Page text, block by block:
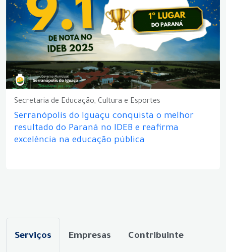
Secretaria de Educação, Cultura e Esportes
Serranópolis do Iguaçu conquista o melhor
resultado do Paraná no IDEB e reafirma
excelência na educação pública
Serviços Empresas Contribuinte